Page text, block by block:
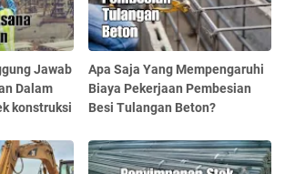
Jawab
Dalam
konstruksi
Apa Saja Yang Mempengaruhi
Biaya Pekerjaan Pembesian
Besi Tulangan Beton?